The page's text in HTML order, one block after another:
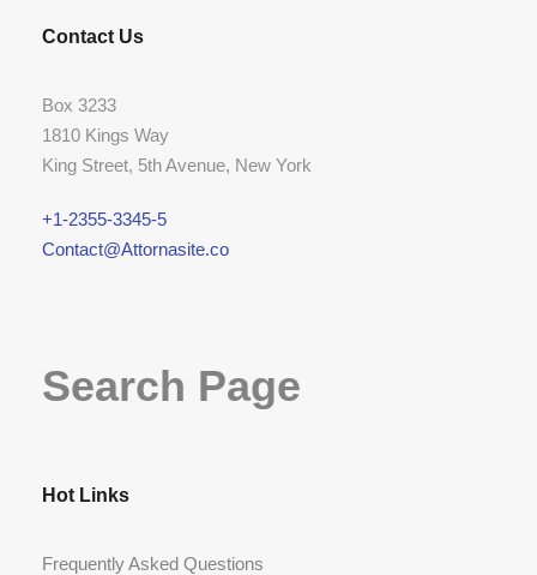
Contact Us
Box 3233
1810 Kings Way
King Street, 5th Avenue, New York
+1-2355-3345-5
Contact@Attornasite.co
Search Page
Hot Links
Frequently Asked Questions